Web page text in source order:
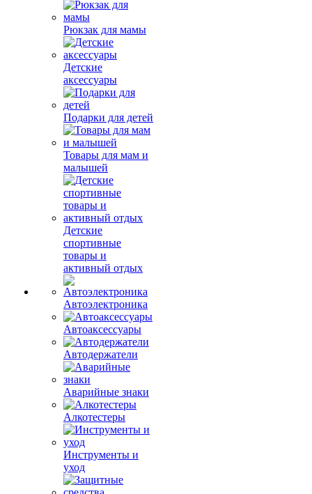
Рюкзак для мамы
Детские
аксессуары
Подарки для детей
Товары для мам и
малышей
Детские
спортивные
товары и
активный отдых
Автоэлектроника
Автоаксессуары
Автодержатели
Аварийные знаки
Алкотестеры
Инструменты и
уход